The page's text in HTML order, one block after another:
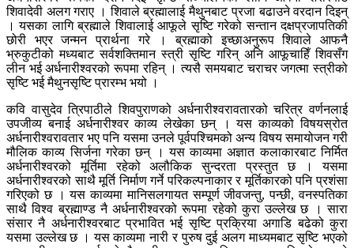
शिवादेवी अलग गराए । शिवाले ब्रह्मालाई मैथुनबाट प्रजा बढाउने वरदान दिइन्
। यसका लागि ब्रह्माले शिवालाई आफूले सृष्टि गरेको सन्तान दक्षप्रजापतिकी
छोरी भएर जन्मन प्रार्थना गरे । ब्रह्माको इच्छाअनुरूप शिवाले आफनै
भ्रुकुटीको मध्यबाट सर्वशक्तिमान स्त्री सृष्टि गरिन् अनि आफूचाहिँ शिवसँग
लीन भई अर्धनारीश्वरको रूपमा रहिन् । त्यसै समयबाट चराचर जगत्मा स्त्रीको
सृष्टि भई मैथुनसृष्टि प्रारम्भ भयो ।
कवि वासुदेव त्रिपाठीले शिवपुराणको अर्धनारीश्वरावतारको चरित्र वर्णनलाई
उपजीव्य बनाई अर्धनारीश्वर काव्य लेखेका छन् । यस काव्यको विषयस्रोत
अर्धनारीश्वरावतार भए पनि यसमा उनले पूर्वपश्चिमको अन्य विषय समायोजन गरी
मौलिक काव्य सिर्जना गरेका छन् । यस काव्यमा अज्ञात कलाकारबाट निर्मित
अर्धनारीश्वरको मूर्तिमा रहेको अलौकिक सुन्दरता प्रस्तुत छ । यसमा
अर्धनारीश्वरको साथै मूर्ति निर्माण गर्ने परिकल्पनाकार र मूर्तिकारको पनि प्रशंसा
गरिएको छ । यस काव्यमा मानिसलगायत सम्पूर्ण जीवजन्तु, पन्छी, वनस्पतिका
साथै विश्व ब्रह्माण्ड नै अर्धनारीश्वरको रूपमा रहेको कुरा उल्लेख छ । सारा
संसार नै अर्धनारीश्वरबाट प्रभावित भई सृष्टि प्रक्रिया अगाडि बढेको कुरा
यसमा उल्लेख छ । यस काव्यमा नारी र पुरुष दुई अलग माध्यमबाट सृष्टि भएको